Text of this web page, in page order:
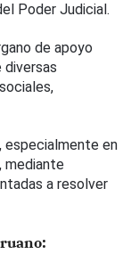
Poder Judicial.
de apoyo
especialmente en
mediante
a resolver